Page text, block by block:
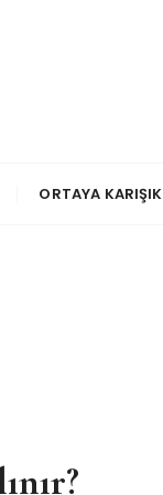
ORTAYA KARIŞIK